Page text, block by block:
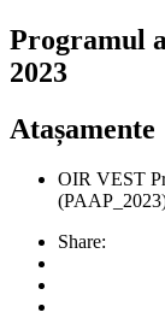
Programul
2023
Atașamente
OIR VEST
Share: